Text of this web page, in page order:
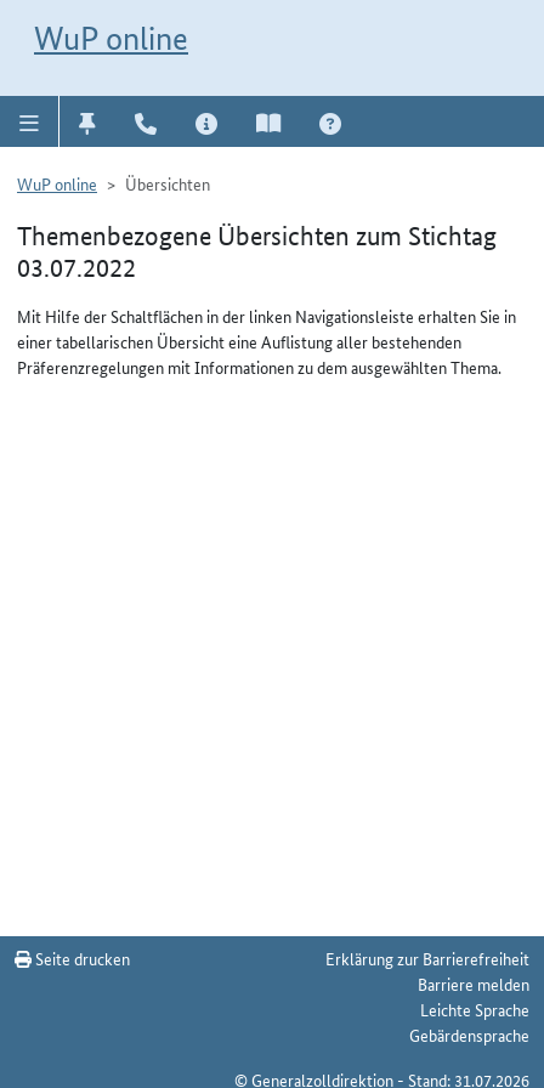
WuP online
WuP online Übersichten
Themenbezogene Übersichten zum Stichtag
03.07.2022
Mit Hilfe der Schaltflächen in der linken Navigationsleiste erhalten Sie in
einer tabellarischen Übersicht eine Auflistung aller bestehenden
Präferenzregelungen mit Informationen zu dem ausgewählten Thema.
Seite drucken
Erklärung zur Barrierefreiheit
Barriere melden
Leichte Sprache
Gebärdensprache
© Generalzolldirektion - Stand: 31.07.2026